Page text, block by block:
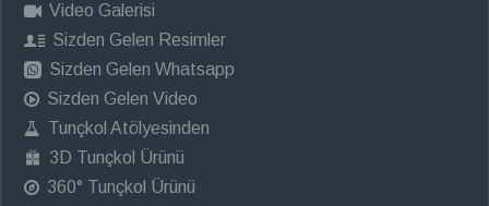
Video Galerisi
Sizden Gelen Resimler
Sizden Gelen Whatsapp
Sizden Gelen Video
Tunçkol Atölyesinden
3D Tunçkol Ürünü
360° Tunçkol Ürünü